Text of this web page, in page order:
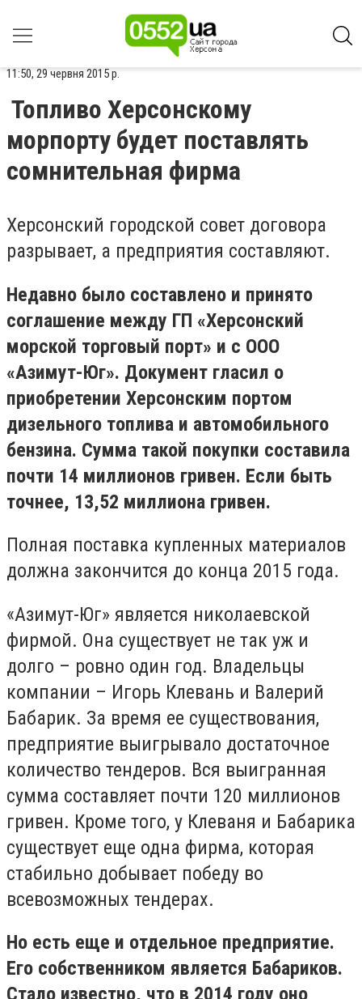
11:50, 29 червня 2015 р.
Топливо Херсонскому
морпорту будет поставлять
сомнительная фирма
Херсонский городской совет договора
разрывает, а предприятия составляют.
Недавно было составлено и принято
соглашение между ГП «Херсонский
морской торговый порт» и с ООО
«Азимут-Юг». Документ гласил о
приобретении Херсонским портом
дизельного топлива и автомобильного
бензина. Сумма такой покупки составила
почти 14 миллионов гривен. Если быть
точнее, 13,52 миллиона гривен.
Полная поставка купленных материалов
должна закончится до конца 2015 года.
«Азимут-Юг» является николаевской
фирмой. Она существует не так уж и
долго – ровно один год. Владельцы
компании – Игорь Клевань и Валерий
Бабарик. За время ее существования,
предприятие выигрывало достаточное
количество тендеров. Вся выигранная
сумма составляет почти 120 миллионов
гривен. Кроме того, у Клеваня и Бабарика
существует еще одна фирма, которая
стабильно добывает победу во
всевозможных тендерах.
Но есть еще и отдельное предприятие.
Его собственником является Бабариков.
Стало известно, что в 2014 году оно